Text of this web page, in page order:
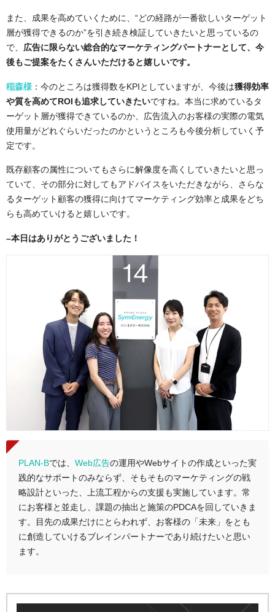
また、成果を高めていくために、“どの経路が一番欲しいターゲット
層が獲得できるのか”を引き続き検証していきたいと思っているの
で、 広告に限らない総合的なマーケティングパートナーとして、今
後もご提案をたくさんいただけると嬉しいです。
稲森様 ：今のところは獲得数をKPIとしていますが、今後は獲得効率
や質を高めてROIも追求していきたいですね。本当に求めているタ
ーゲット層が獲得できているのか、広告流入のお客様の実際の電気
使用量がどれぐらいだったのかというところも今後分析していく予
定です。
既存顧客の属性についてもさらに解像度を高くしていきたいと思っ
ていて、その部分に対してもアドバイスをいただきながら、さらな
るターゲット顧客の獲得に向けてマーケティング効率と成果をどち
らも高めていけると嬉しいです。
–本日はありがとうございました！
PLAN-Bでは、 Web広告の運用やWebサイトの作成といった実
践的なサポートのみならず、そもそものマーケティングの戦
略設計といった、上流工程からの支援も実施しています。常
にお客様と並走し、課題の抽出と施策のPDCAを回していきま
す。目先の成果だけにとらわれず、お客様の「未来」をとも
に創造していけるブレインパートナーであり続けたいと思い
ます。